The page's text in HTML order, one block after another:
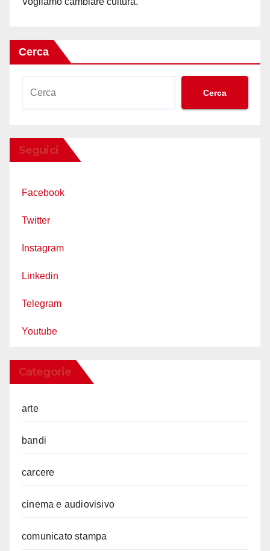
Cerca
Cerca
Seguici
Facebook
Twitter
Instagram
Linkedin
Telegram
Youtube
Categorie
arte
bandi
carcere
cinema e audiovisivo
comunicato stampa